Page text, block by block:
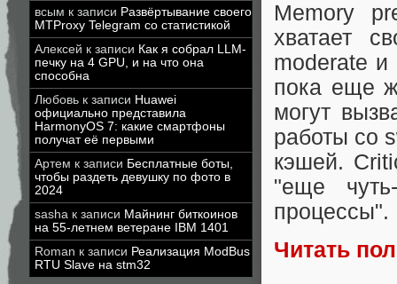
всым к записи Развёртывание своего
MTProxy Telegram со статистикой
Алексей к записи Как я собрал LLM-
печку на 4 GPU, и на что она
способна
Любовь к записи Huawei
официально представила
HarmonyOS 7: какие смартфоны
получат её первыми
Артем к записи Бесплатные боты,
чтобы раздеть девушку по фото в
2024
sasha к записи Майнинг биткоинов
на 55-летнем ветеране IBM 1401
Roman к записи Реализация ModBus
RTU Slave на stm32
Memory
хватает
moderate
пока еще
могут
работы со
кэшей.
"еще
процессы".
Читать